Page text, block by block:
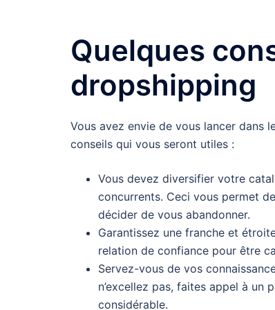
Quelques
dropshipping
Vous avez envie de vous lancer dans
conseils qui vous seront utiles :
Vous devez diversifier votre
concurrents. Ceci vous permet
décider de vous abandonner.
Garantissez une franche et
relation de confiance pour être
Servez-vous de vos
n’excellez pas, faites appel à un
considérable.